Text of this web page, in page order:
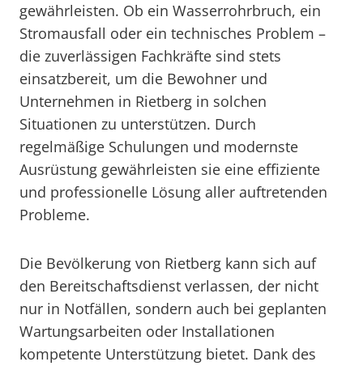
gewährleisten. Ob ein Wasserrohrbruch, ein
Stromausfall oder ein technisches Problem –
die zuverlässigen Fachkräfte sind stets
einsatzbereit, um die Bewohner und
Unternehmen in Rietberg in solchen
Situationen zu unterstützen. Durch
regelmäßige Schulungen und modernste
Ausrüstung gewährleisten sie eine effiziente
und professionelle Lösung aller auftretenden
Probleme.
Die Bevölkerung von Rietberg kann sich auf
den Bereitschaftsdienst verlassen, der nicht
nur in Notfällen, sondern auch bei geplanten
Wartungsarbeiten oder Installationen
kompetente Unterstützung bietet. Dank des